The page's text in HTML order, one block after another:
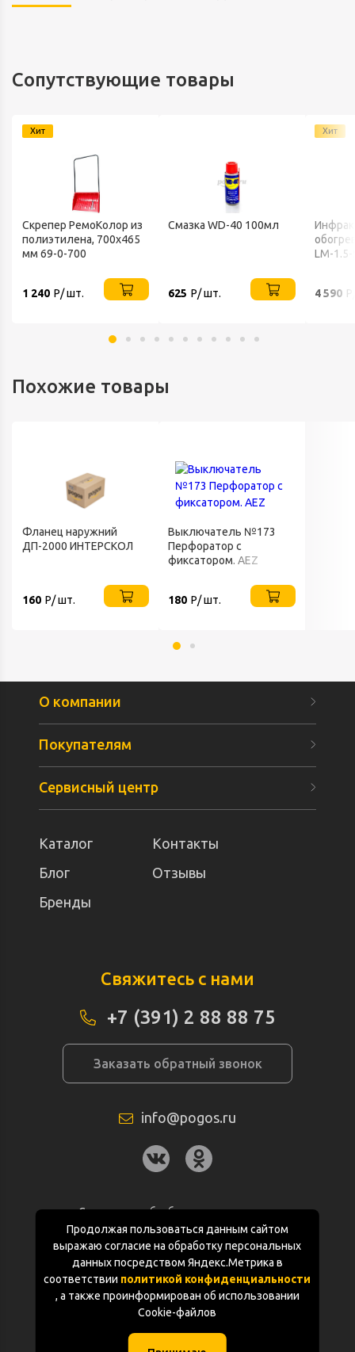
Сопутствующие товары
Хит
Скрепер РемоКолор из
полиэтилена, 700x465
мм 69-0-700
1 240 Р/ шт.
Смазка WD-40 100мл
625 Р/ шт.
Хит
LM-
4 590
Похожие товары
Фланец наружний
ДП-2000 ИНТЕРСКОЛ
160 Р/ шт.
Выключатель №173
Перфоратор с
фиксатором. AEZ
180 Р/ шт.
Продолжая пользоваться данным сайтом
выражаю согласие на обработку персональных
данных посредством Яндекс.Метрика в
соответствии политикой конфиденциальности
, а также проинформирован об использовании
Cookie-файлов
О компании
Покупателям
Сервисный центр
Каталог
Контакты
Блог
Отзывы
Бренды
Свяжитесь с нами
+7 (391) 2 88 88 75
Заказать обратный звонок
info@pogos.ru
Согласие на обработку персональных
данных
Политика конфиденциальности
Документация